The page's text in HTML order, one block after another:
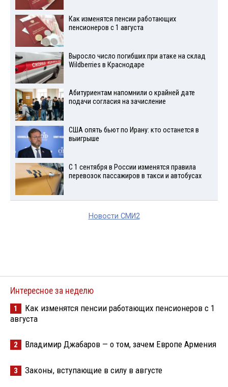
Как изменятся пенсии работающих
пенсионеров с 1 августа
Выросло число погибших при атаке на склад
Wildberries в Краснодаре
Абитуриентам напомнили о крайней дате
подачи согласия на зачисление
США опять бьют по Ирану: кто останется в
выигрыше
С 1 сентября в России изменятся правила
перевозок пассажиров в такси и автобусах
Новости СМИ2
Интересное за неделю
1
Как изменятся пенсии работающих пенсионеров с 1
августа
2 Владимир Джабаров — о том, зачем Европе Армения
3 Законы, вступающие в силу в августе